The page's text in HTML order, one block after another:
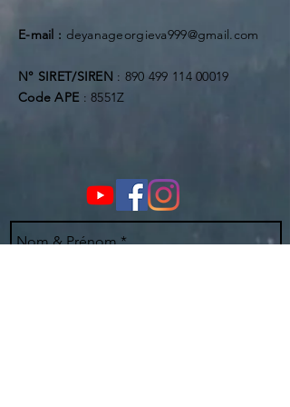
E-mail : deyanageorgieva999@gmail.com
N° SIRET/SIREN : 890 499 114 00019
Code APE : 8551Z